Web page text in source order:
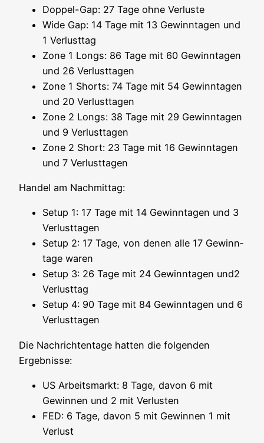
Dop­pel-Gap: 27 Tage ohne Verluste
Wide Gap: 14 Tage mit 13 Gew­inn­ta­gen und
1 Verlusttag
Zone 1 Longs: 86 Tage mit 60 Gew­inn­ta­gen
und 26 Verlusttagen
Zone 1 Shorts: 74 Tage mit 54 Gew­inn­ta­gen
und 20 Verlusttagen
Zone 2 Longs: 38 Tage mit 29 Gew­inn­ta­gen
und 9 Verlusttagen
Zone 2 Short: 23 Tage mit 16 Gew­inn­ta­gen
und 7 Verlusttagen
Han­del am Nachmittag:
Set­up 1: 17 Tage mit 14 Gew­inn­ta­gen und 3
Verlusttagen
Set­up 2: 17 Tage, von denen alle 17 Gew­inn­
ta­ge waren
Set­up 3: 26 Tage mit 24 Gew­inn­ta­gen und2
Verlusttag
Set­up 4: 90 Tage mit 84 Gew­inn­ta­gen und 6
Verlusttagen
Die Nach­rich­ten­ta­ge hat­ten die fol­gen­den
Ergebnisse:
US Arbeits­markt: 8 Tage, davon 6 mit
Gewin­nen und 2 mit Verlusten
FED: 6 Tage, davon 5 mit Gewin­nen 1 mit
Verlust